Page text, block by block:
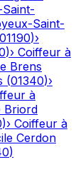
Saint-
01190)›
)› Coiffeur à
Brens
(01340)›
à
Briord
)› Coiffeur à
Cerdon
)